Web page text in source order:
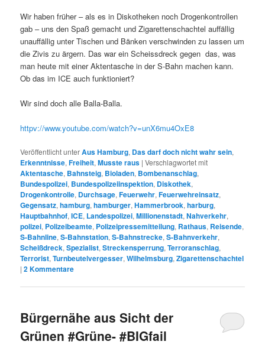
Wir haben früher – als es in Diskotheken noch Drogenkontrollen
gab – uns den Spaß gemacht und Zigarettenschachtel auffällig
unauffällig unter Tischen und Bänken verschwinden zu lassen um
die Zivis zu ärgern. Das war ein Scheissdreck gegen das, was
man heute mit einer Aktentasche in der S-Bahn machen kann.
Ob das im ICE auch funktioniert?
Wir sind doch alle Balla-Balla.
httpv://www.youtube.com/watch?v=unX6mu4OxE8
Veröffentlicht unterAus Hamburg, Das darf doch nicht wahr sein,
Erkenntnisse,Freiheit,Musste raus |Verschlagwortet mit
Aktentasche, Bahnsteig, Bioladen, Bombenanschlag,
Bundespolizei, Bundespolizeiinspektion, Diskothek,
Drogenkontrolle, Durchsage,Feuerwehr,Feuerwehreinsatz,
Gegensatz,hamburg,hamburger,Hammerbrook,harburg,
Hauptbahnhof,ICE, Landespolizei,Millionenstadt,Nahverkehr,
polizei, Polizeibeamte, Polizeipressemitteilung, Rathaus, Reisende,
S-Bahnline,S-Bahnstation,S-Bahnstrecke,S-Bahnverkehr,
Scheißdreck,Spezialist,Streckensperrung,Terroranschlag,
Terrorist,Turnbeutelvergesser,Wilhelmsburg,Zigarettenschachtel
|2Kommentare
Bürgernähe aus Sicht der
Grünen #Grüne- #BIGfail